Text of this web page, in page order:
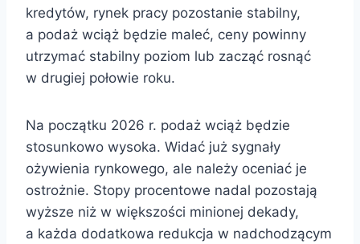
kredytów, rynek pracy pozostanie stabilny,
a podaż wciąż będzie maleć, ceny powinny
utrzymać stabilny poziom lub zacząć rosnąć
w drugiej połowie roku.
Na początku 2026 r. podaż wciąż będzie
stosunkowo wysoka. Widać już sygnały
ożywienia rynkowego, ale należy oceniać je
ostrożnie. Stopy procentowe nadal pozostają
wyższe niż w większości minionej dekady,
a każda dodatkowa redukcja w nadchodzącym